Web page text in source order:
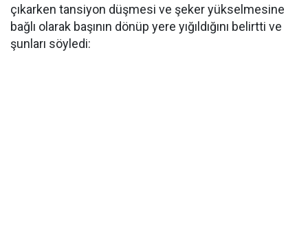
çıkarken tansiyon düşmesi ve şeker yükselmesine
bağlı olarak başının dönüp yere yığıldığını belirtti ve
şunları söyledi: